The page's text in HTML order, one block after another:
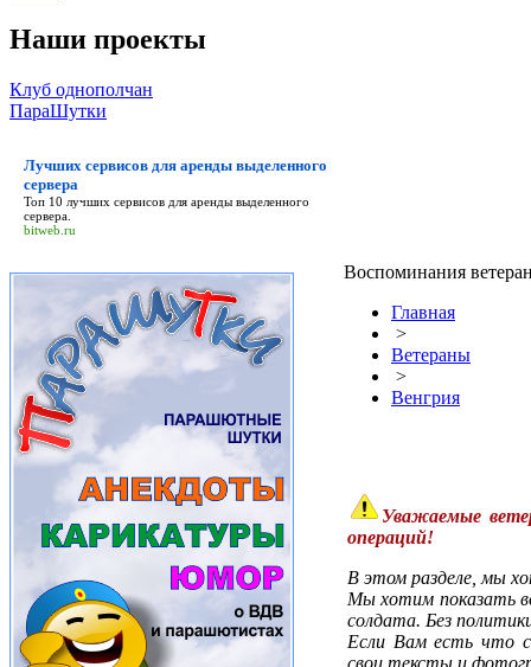
Наши проекты
Клуб однополчан
ПараШутки
Лучших сервисов для аренды выделенного
сервера
Топ 10 лучших сервисов для аренды выделенного
сервера.
bitweb.ru
Воспоминания
Главная
>
Ветераны
>
Венгрия
Уважаемые
операций!
В этом разделе, мы
Мы хотим показать
солдата. Без
Если Вам есть что
свои тексты и